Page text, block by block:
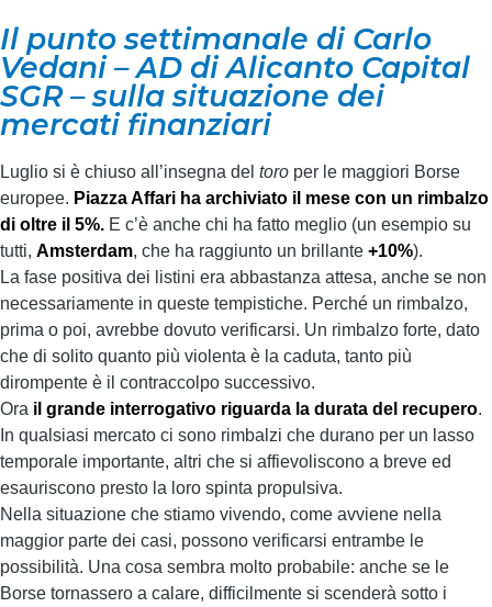
Il punto settimanale di Carlo
Vedani – AD di Alicanto Capital
SGR – sulla situazione dei
mercati finanziari
Luglio si è chiuso all’insegna del toro per le maggiori Borse
europee. Piazza Affari ha archiviato il mese con un rimbalzo
di oltre il 5%. E c’è anche chi ha fatto meglio (un esempio su
tutti, Amsterdam, che ha raggiunto un brillante +10%).
La fase positiva dei listini era abbastanza attesa, anche se non
necessariamente in queste tempistiche. Perché un rimbalzo,
prima o poi, avrebbe dovuto verificarsi. Un rimbalzo forte, dato
che di solito quanto più violenta è la caduta, tanto più
dirompente è il contraccolpo successivo.
Ora il grande interrogativo riguarda la durata del recupero.
In qualsiasi mercato ci sono rimbalzi che durano per un lasso
temporale importante, altri che si affievoliscono a breve ed
esauriscono presto la loro spinta propulsiva.
Nella situazione che stiamo vivendo, come avviene nella
maggior parte dei casi, possono verificarsi entrambe le
possibilità. Una cosa sembra molto probabile: anche se le
Borse tornassero a calare, difficilmente si scenderà sotto i